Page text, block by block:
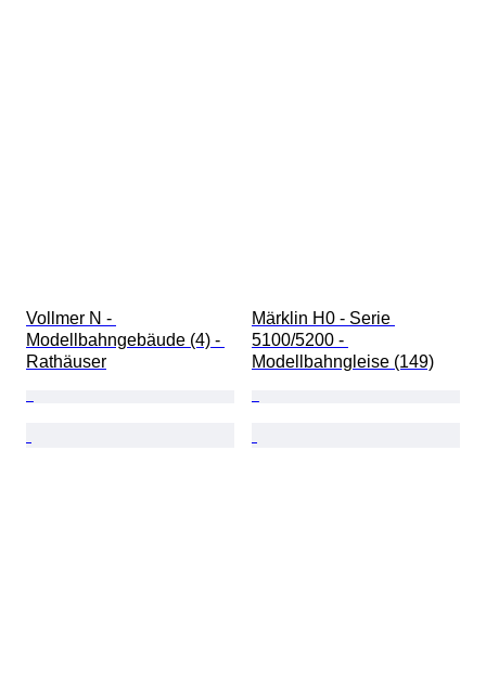
Vollmer N -
Modellbahngebäude (4) -
Rathäuser
Märklin H0 - Serie
5100/5200 -
Modellbahngleise (149)